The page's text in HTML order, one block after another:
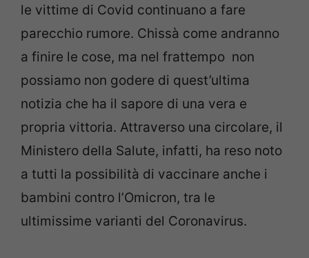
le vittime di Covid continuano a fare
parecchio rumore. Chissà come andranno
a finire le cose, ma nel frattempo non
possiamo non godere di quest’ultima
notizia che ha il sapore di una vera e
propria vittoria. Attraverso una circolare, il
Ministero della Salute, infatti, ha reso noto
a tutti la possibilità di vaccinare anche i
bambini contro l’Omicron, tra le
ultimissime varianti del Coronavirus.